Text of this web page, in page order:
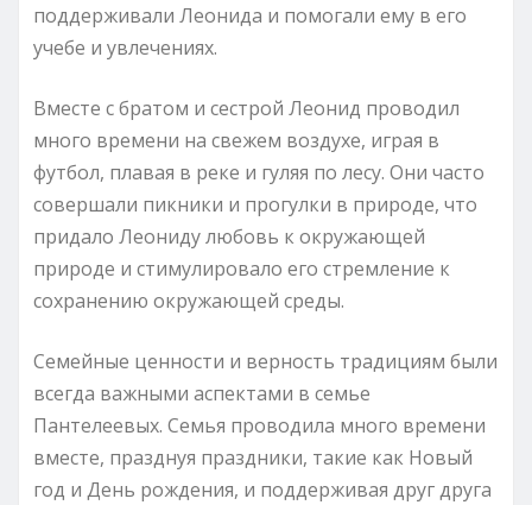
поддерживали Леонида и помогали ему в его
учебе и увлечениях.
Вместе с братом и сестрой Леонид проводил
много времени на свежем воздухе, играя в
футбол, плавая в реке и гуляя по лесу. Они часто
совершали пикники и прогулки в природе, что
придало Леониду любовь к окружающей
природе и стимулировало его стремление к
сохранению окружающей среды.
Семейные ценности и верность традициям были
всегда важными аспектами в семье
Пантелеевых. Семья проводила много времени
вместе, празднуя праздники, такие как Новый
год и День рождения, и поддерживая друг друга